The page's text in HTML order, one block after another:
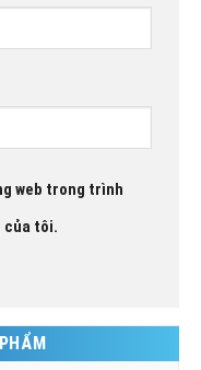
web trong trình
của tôi.